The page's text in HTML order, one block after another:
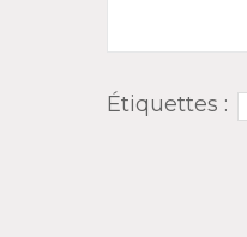
Étiquettes :